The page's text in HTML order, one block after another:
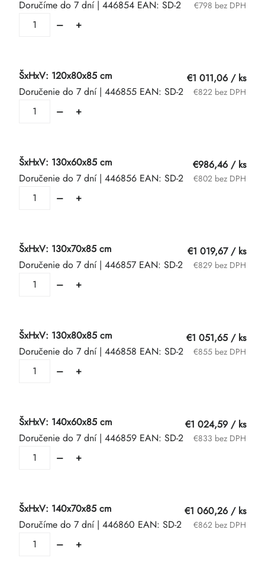
Doručíme do 7 dní | 446854 EAN: SD-2 €798 bez DPH
ŠxHxV: 120x80x85 cm
Doručenie do 7 dní | 446855 EAN: SD-2
€1 011,06 / ks
€822 bez DPH
ŠxHxV: 130x60x85 cm
Doručenie do 7 dní | 446856 EAN: SD-2
€986,46 / ks
€802 bez DPH
ŠxHxV: 130x70x85 cm
Doručenie do 7 dní | 446857 EAN: SD-2
€1 019,67 / ks
€829 bez DPH
ŠxHxV: 130x80x85 cm
Doručenie do 7 dní | 446858 EAN: SD-2
€1 051,65 / ks
€855 bez DPH
ŠxHxV: 140x60x85 cm
Doručenie do 7 dní | 446859 EAN: SD-2
€1 024,59 / ks
€833 bez DPH
ŠxHxV: 140x70x85 cm
Doručíme do 7 dní | 446860 EAN: SD-2
€1 060,26 / ks
€862 bez DPH